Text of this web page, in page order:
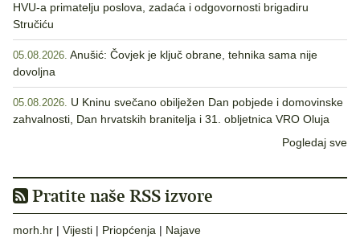
HVU-a primatelju poslova, zadaća i odgovornosti brigadiru
Stručiću
05.08.2026. Anušić: Čovjek je ključ obrane, tehnika sama nije
dovoljna
05.08.2026. U Kninu svečano obilježen Dan pobjede i domovinske
zahvalnosti, Dan hrvatskih branitelja i 31. obljetnica VRO Oluja
Pogledaj sve
Pratite naše RSS izvore
morh.hr | Vijesti | Priopćenja | Najave